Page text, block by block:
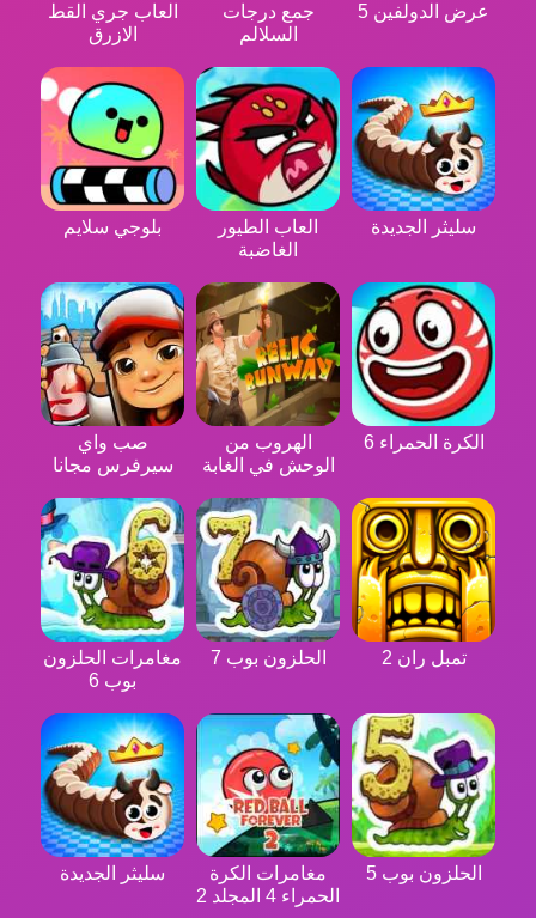
عرض الدولفين 5
جمع درجات
السلالم
العاب جري القط
الازرق
سليثر الجديدة
العاب الطيور
الغاضبة
بلوجي سلايم
الكرة الحمراء 6
الهروب من
الوحش في الغابة
صب واي
سيرفرس مجانا
تمبل ران 2 الحلزون بوب 7
مغامرات الحلزون
بوب 6
الحلزون بوب 5
مغامرات الكرة
الحمراء 4 المجلد 2
سليثر الجديدة